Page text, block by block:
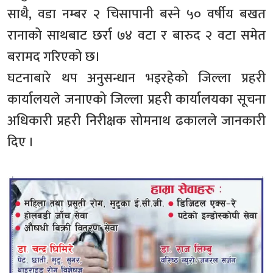
साथै, वडा नम्बर २ चिसापानी बस्ने ५० वर्षीय बखत
रानाको साथबाट छर्रा ७४ वटा र बारुद २ वटा समेत
बरामद गरिएको छ।
घटनाबारे थप अनुसन्धान भइरहेको जिल्ला प्रहरी
कार्यालयले जनाएको जिल्ला प्रहरी कार्यालयका सूचना
अधिकारी प्रहरी निरीक्षक सोमनाथ ढकालले जानकारी
दिए ।